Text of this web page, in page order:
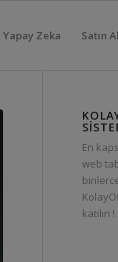
Yapay Zeka Satın Al
En
web
katılın !